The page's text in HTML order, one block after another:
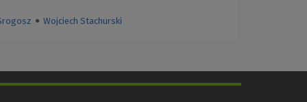
● Wojciech Stachurski